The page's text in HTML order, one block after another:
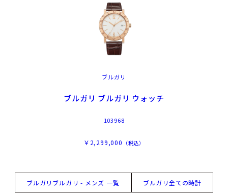
ブルガリ
ブルガリ ブルガリ ウォッチ
103968
￥2,299,000 （税込）
ブルガリブルガリ - メンズ 一覧 ブルガリ全ての時計